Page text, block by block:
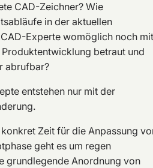
CAD-Zeichner? Wie
in der aktuellen
CAD-Experte womöglich noch mit
betraut und
abrufbar?
entstehen nur mit der
Zeit für die Anpassung
geht es um regen
grundlegende Anordnung von